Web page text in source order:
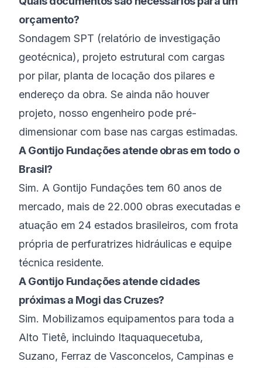
orçamento?
Sondagem SPT (relatório de investigação
geotécnica), projeto estrutural com cargas
por pilar, planta de locação dos pilares e
endereço da obra. Se ainda não houver
projeto, nosso engenheiro pode pré-
dimensionar com base nas cargas estimadas.
A Gontijo Fundações atende obras em todo o
Brasil?
Sim. A Gontijo Fundações tem 60 anos de
mercado, mais de 22.000 obras executadas e
atuação em 24 estados brasileiros, com frota
própria de perfuratrizes hidráulicas e equipe
técnica residente.
A Gontijo Fundações atende cidades
próximas a Mogi das Cruzes?
Sim. Mobilizamos equipamentos para toda a
Alto Tietê, incluindo Itaquaquecetuba,
Suzano, Ferraz de Vasconcelos, Campinas e